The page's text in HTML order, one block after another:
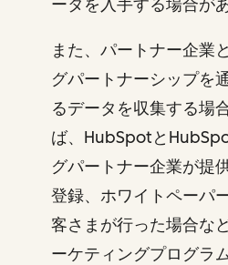
ータを入手する場合が
また、パートナー企業
グパートナーシップを
るデータを収集する場
ば、HubSpotと
グパートナー企業が提
登録、ホワイトペーパ
客さまが行った場合な
ーケティングプログラ